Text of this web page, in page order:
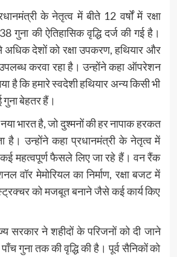
के नेतृत्व में बीते 12 वर्षों में रक्षा
गुना की ऐतिहासिक वृद्धि दर्ज की गई है।
अधिक देशों को रक्षा उपकरण, हथियार और
उपलब्ध करवा रहा है। उन्होंने कहा ऑपरेशन
है कि हमारे स्वदेशी हथियार अन्य किसी भी
बेहतर हैं।
भारत है, जो दुश्मनों की हर नापाक हरकत
है। उन्होंने कहा प्रधानमंत्री के नेतृत्व में
कई महत्वपूर्ण फैसले लिए जा रहे हैं। वन रैंक
वॉर मेमोरियल का निर्माण, रक्षा बजट में
को मजबूत बनाने जैसे कई कार्य किए
सरकार ने शहीदों के परिजनों को दी जाने
गुना तक की वृद्धि की है। पूर्व सैनिकों को